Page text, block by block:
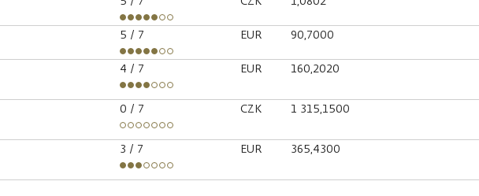
5 / 7 EUR 90,7000
4 / 7 EUR 160,2020
0 / 7 CZK 1 315,1500
3 / 7 EUR 365,4300